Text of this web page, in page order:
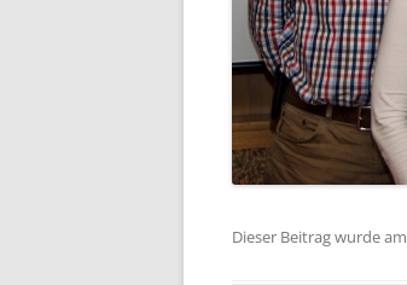
Dieser Beitrag wurde am